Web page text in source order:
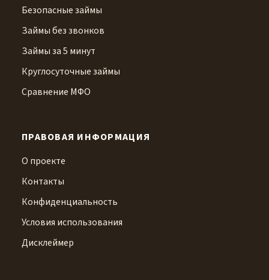
Безопасные займы
Займы без звонков
Займы за 5 минут
Круглосуточные займы
Сравнение МФО
ПРАВОВАЯ ИНФОРМАЦИЯ
О проекте
Контакты
Конфиденциальность
Условия использования
Дисклеймер